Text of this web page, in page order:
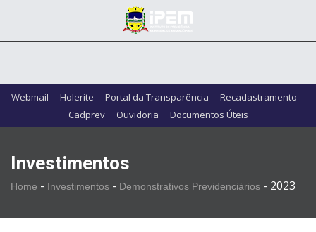
Webmail Holerite Portal da Transparência
Recadastramento
Cadprev
Ouvidoria Documentos Úteis
Investimentos
Home - Investimentos - Demonstrativos Previdenciários - 2023